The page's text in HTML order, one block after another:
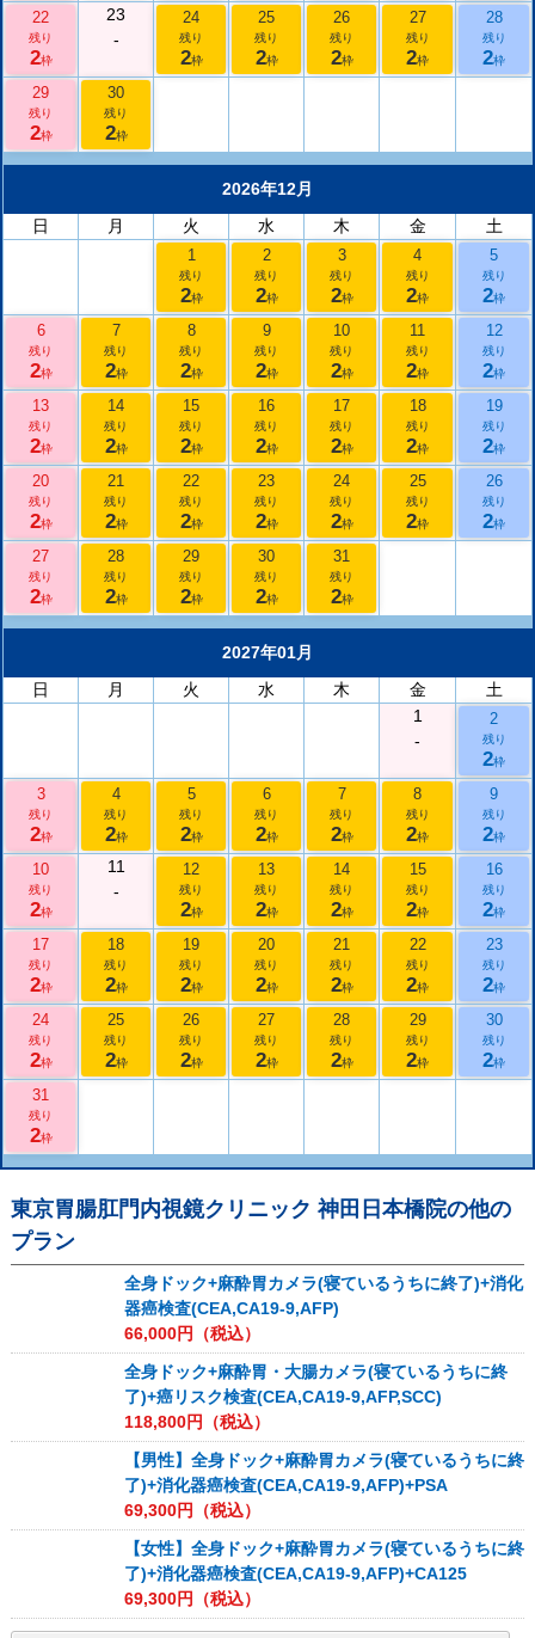
22
残り
2枠
23
-
24
残り
2枠
25
残り
2枠
26
残り
2枠
27
残り
2枠
28
残り
2枠
29
残り
2枠
30
残り
2枠
2026年12月
日
月 火 水 木 金 土
1
残り
2枠
2
残り
2枠
3
残り
2枠
4
残り
2枠
5
残り
2枠
6
残り
2枠
7
残り
2枠
8
残り
2枠
9
残り
2枠
10
残り
2枠
11
残り
2枠
12
残り
2枠
13
残り
2枠
14
残り
2枠
15
残り
2枠
16
残り
2枠
17
残り
2枠
18
残り
2枠
19
残り
2枠
20
残り
2枠
21
残り
2枠
22
残り
2枠
23
残り
2枠
24
残り
2枠
25
残り
2枠
26
残り
2枠
27
残り
2枠
28
残り
2枠
29
残り
2枠
30
残り
2枠
31
残り
2枠
2027年01月
日
月 火 水 木 金
土
1
-
2
残り
2枠
3
残り
2枠
4
残り
2枠
5
残り
2枠
6
残り
2枠
7
残り
2枠
8
残り
2枠
9
残り
2枠
10
残り
2枠
11
-
12
残り
2枠
13
残り
2枠
14
残り
2枠
15
残り
2枠
16
残り
2枠
17
残り
2枠
18
残り
2枠
19
残り
2枠
20
残り
2枠
21
残り
2枠
22
残り
2枠
23
残り
2枠
24
残り
2枠
25
残り
2枠
26
残り
2枠
27
残り
2枠
28
残り
2枠
29
残り
2枠
30
残り
2枠
31
残り
2枠
東京胃腸肛門内視鏡クリニック 神田日本橋院の他の
プラン
全身ドック+麻酔胃カメラ(寝ているうちに終了)+消化
器癌検査(CEA,CA19-9,AFP)
66,000円（税込）
全身ドック+麻酔胃・大腸カメラ(寝ているうちに終
了)+癌リスク検査(CEA,CA19-9,AFP,SCC)
118,800円（税込）
【男性】全身ドック+麻酔胃カメラ(寝ているうちに終
了)+消化器癌検査(CEA,CA19-9,AFP)+PSA
69,300円（税込）
【女性】全身ドック+麻酔胃カメラ(寝ているうちに終
了)+消化器癌検査(CEA,CA19-9,AFP)+CA125
69,300円（税込）